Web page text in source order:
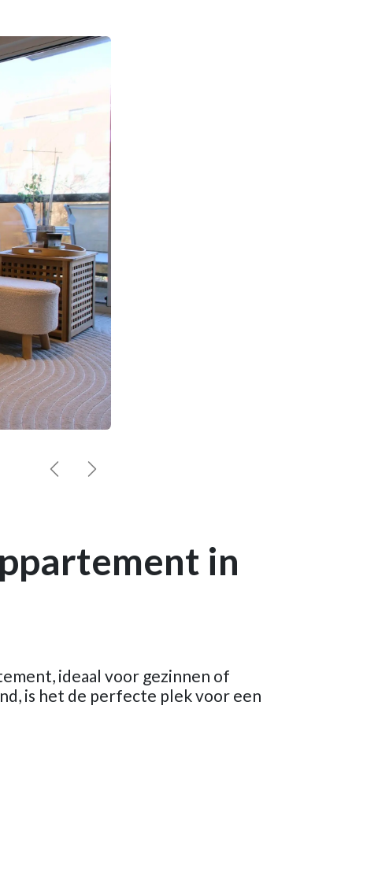
PrécédentSuivant
in
ideaal voor gezinnen of
is het de perfecte plek voor een